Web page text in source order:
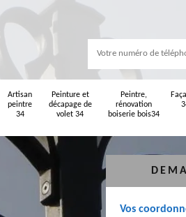
Artisan
peintre
34
Peinture et
décapage de
volet 34
Peintre,
rénovation
boiserie bois34
Vos